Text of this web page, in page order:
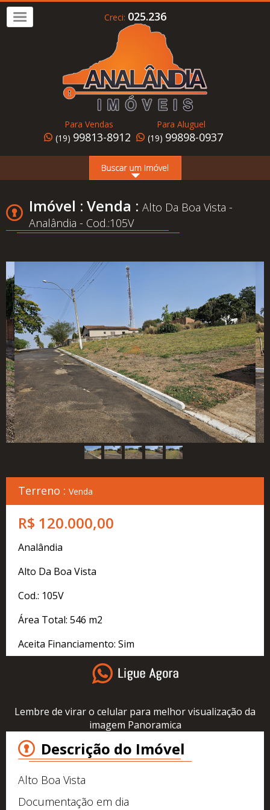
Alugar
Home
Somos
Conheça
seu
Imóvel
Simulador
Financeiro
Localização
Contato
Creci: 025.236
Para Vendas
(19) 99813-8912
Para Aluguel
(19) 99898-0937
Imóvel : Venda : Alto Da Boa Vista -
Analândia - Cod.:105V
Terreno : Venda
R$ 120.000,00
Analândia
Alto Da Boa Vista
Cod.: 105V
Área Total: 546 m2
Aceita Financiamento: Sim
Lembre de virar o celular para melhor visualização da
imagem Panoramica
Descrição do Imóvel
Alto Boa Vista
Documentação em dia